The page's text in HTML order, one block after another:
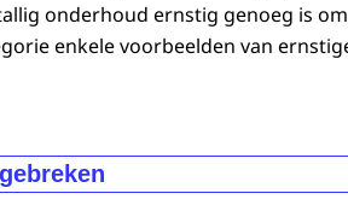
lekkage, brand of bouwkundig
over wie aansprakelijk is? Dan
onderhoud ernstig genoeg is
enkele voorbeelden van